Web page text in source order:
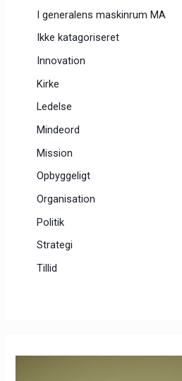
I generalens maskinrum MA
Ikke katagoriseret
Innovation
Kirke
Ledelse
Mindeord
Mission
Opbyggeligt
Organisation
Politik
Strategi
Tillid